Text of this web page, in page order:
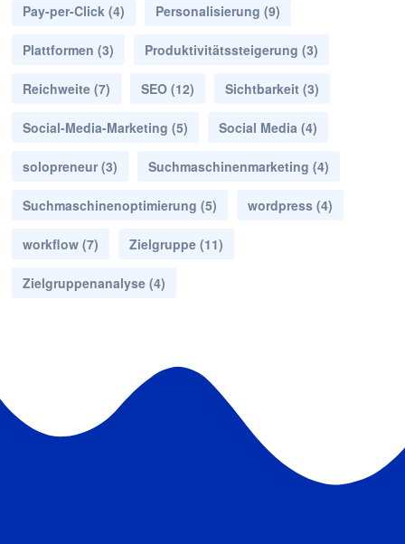
Pay-per-Click (4) Personalisierung (9)
Plattformen (3) Produktivitätssteigerung (3)
Reichweite (7) SEO (12) Sichtbarkeit (3)
Social-Media-Marketing (5) Social Media (4)
solopreneur (3) Suchmaschinenmarketing (4)
Suchmaschinenoptimierung (5) wordpress (4)
workflow (7) Zielgruppe (11)
Zielgruppenanalyse (4)